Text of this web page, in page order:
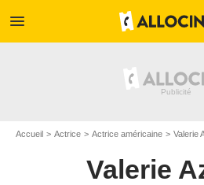
menu
Accueil Actrice Actrice américaine Valerie
Valerie